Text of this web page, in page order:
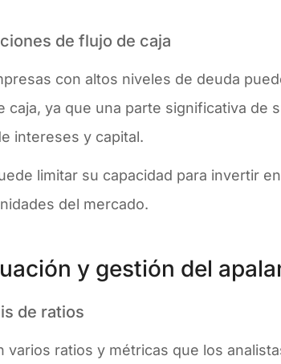
de flujo de caja
con altos niveles de deuda
caja, ya que una parte significativa de
intereses y capital.
limitar su capacidad para invertir
del mercado​.
y gestión del
de ratios
varios ratios y métricas que los